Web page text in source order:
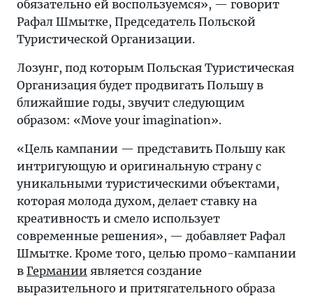
обязательно ей воспользуемся», — говорит
Рафал Шмытке, Председатель Польской
Туристической Организации.
Лозунг, под которым Польская Туристическая
Организация будет продвигать Польшу в
ближайшие годы, звучит следующим
образом: «Move your imagination».
«Цель кампании — представить Польшу как
интригующую и оригинальную страну с
уникальными туристическими объектами,
которая молода духом, делает ставку на
креативность и смело использует
современные решения», — добавляет Рафал
Шмытке. Кроме того, целью промо-кампании
в Германии является создание
выразительного и притягательного образа